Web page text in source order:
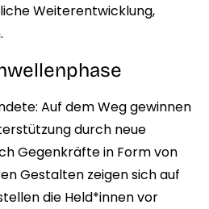
Weiterentwicklung,
Auf dem Weg gewinnen
durch neue
Gegenkräfte in Form von
Gestalten zeigen sich auf
die Held*innen vor